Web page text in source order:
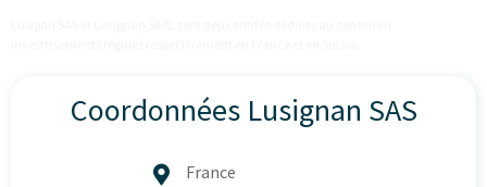
Coordonnées Lusignan SAS
 France